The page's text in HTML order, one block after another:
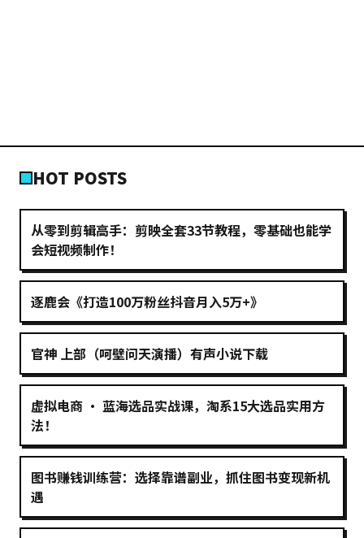
HOT POSTS
从零到剪辑高手：剪映全套33节教程，零基础也能学
会短视频制作！
逐鹿会《打造100万粉丝抖音月入5万+》
官神 上部（呵壁问天演播）有声小说下载
虚拟电商 · 蓝海选品实战课，淘系15大选品实用方
法！
图书赚钱训练营：选择靠谱副业，抓住图书变现新机
遇